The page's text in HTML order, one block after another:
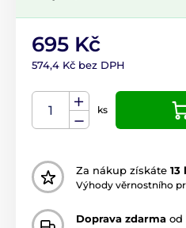
695 Kč
574,4 Kč bez DPH
ks
Za nákup získáte 13
Výhody věrnostního
Doprava zdarma od